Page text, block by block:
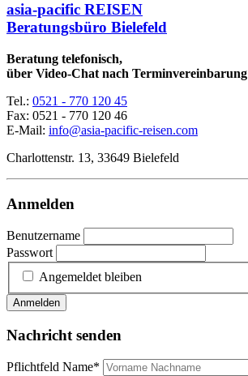
asia-pacific REISEN
Beratungsbüro Bielefeld
Beratung telefonisch,
über Video-Chat nach Terminvereinbarung
Tel.: 0521 - 770 120 45
Fax: 0521 - 770 120 46
E-Mail: info@asia-pacific-reisen.com
Charlottenstr. 13, 33649 Bielefeld
Anmelden
Benutzername
Passwort
Angemeldet bleiben
Anmelden
Nachricht senden
Pflichtfeld Name*